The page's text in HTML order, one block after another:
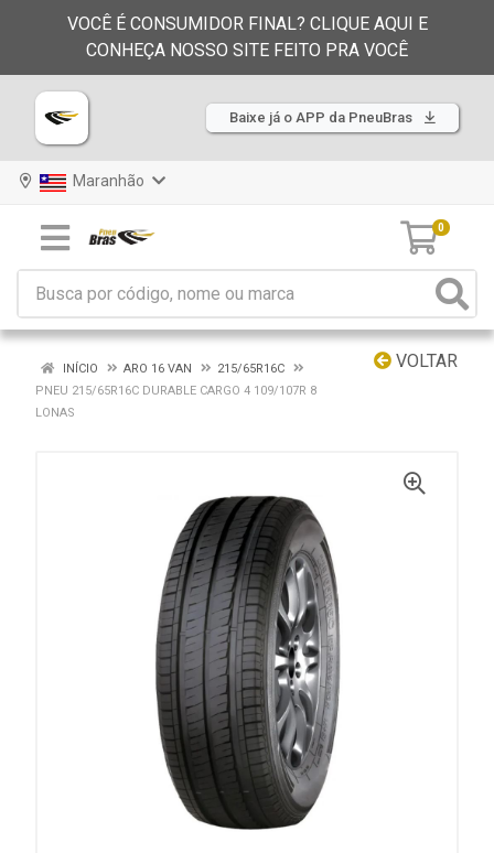
VOCÊ É CONSUMIDOR FINAL? CLIQUE AQUI E
CONHEÇA NOSSO SITE FEITO PRA VOCÊ
Baixe já o APP da PneuBras
Maranhão
0
VOLTAR
INÍCIO ARO 16 VAN
215/65R16C
PNEU 215/65R16C DURABLE CARGO 4 109/107R 8
LONAS